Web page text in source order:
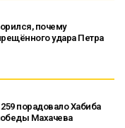
почему
удара Петра
порадовало Хабиба
Махачева